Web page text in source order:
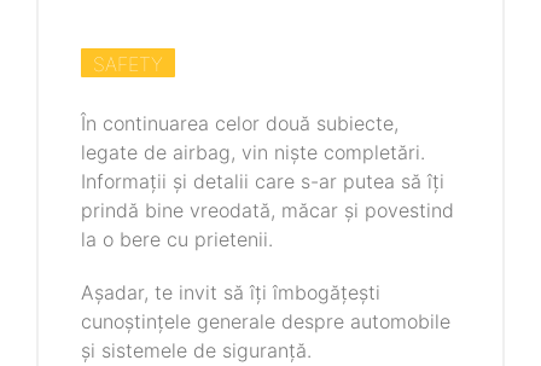
SAFETY
În continuarea celor două subiecte,
legate de airbag, vin niște completări.
Informații și detalii care s-ar putea să îți
prindă bine vreodată, măcar și povestind
la o bere cu prietenii.
Așadar, te invit să îți îmbogățești
cunoștințele generale despre automobile
și sistemele de siguranță.